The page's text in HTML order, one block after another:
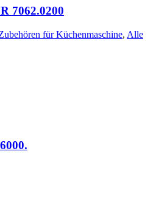
7062.0200
für Küchenmaschine, Alle